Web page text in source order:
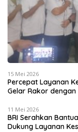
15 Mei 2026
Percepat Layanan
Gelar Rakor
11 Mei 2026
BRI Serahkan
Dukung Layanan